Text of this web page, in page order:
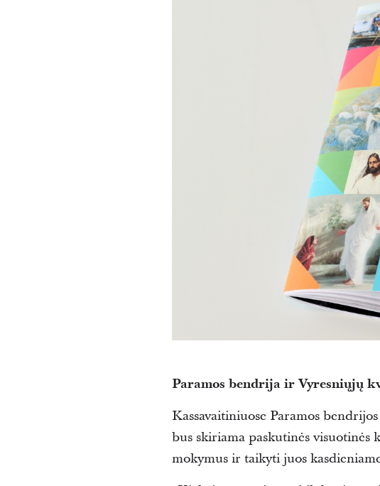
Paramos bendrija ir Vyresniųjų
Kassavaitiniuose Paramos
bus skiriama paskutinės visuotinės
mokymus ir taikyti juos